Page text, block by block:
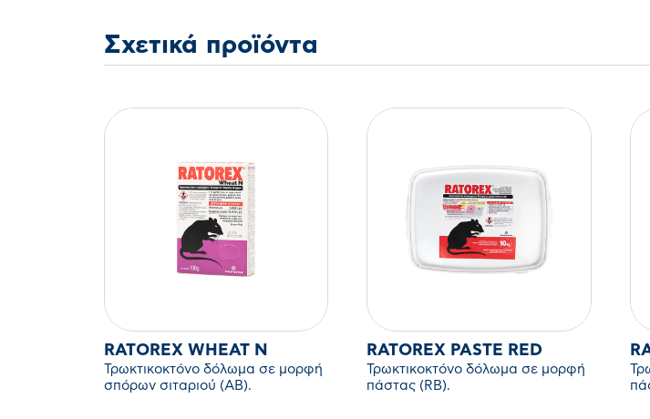
Σχετικά προϊόντα
RATOREX WHEAT N
Τρωκτικοκτόνο δόλωμα σε μορφή
σπόρων σιταριού (ΑΒ).
RATOREX PASTE RED
Τρωκτικοκτόνο δόλωμα σε μορφή
πάστας (RB).